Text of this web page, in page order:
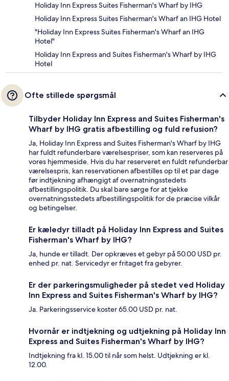
Holiday Inn Express Suites Fisherman's Wharf by IHG
Holiday Inn Express Suites Fisherman's Wharf an IHG Hotel
"Holiday Inn Express Suites Fisherman's Wharf an IHG
Hotel"
Holiday Inn Express and Suites Fisherman's Wharf by IHG
Hotel
Ofte stillede spørgsmål
Tilbyder Holiday Inn Express and Suites Fisherman's
Wharf by IHG gratis afbestilling og fuld refusion?
Ja, Holiday Inn Express and Suites Fisherman's Wharf by IHG
har fuldt refunderbare værelsespriser, som kan reserveres på
vores hjemmeside. Hvis du har reserveret en fuldt refunderbar
værelsespris, kan reservationen afbestilles op til et par dage
før indtjekning afhængigt af overnatningsstedets
afbestillingspolitik. Du skal bare sørge for at tjekke
overnatningsstedets afbestillingspolitik for de præcise vilkår
og betingelser.
Er kæledyr tilladt på Holiday Inn Express and Suites
Fisherman's Wharf by IHG?
Ja, hunde er tilladt. Der opkræves et gebyr på 50.00 USD pr.
enhed pr. nat. Servicedyr er fritaget fra gebyrer.
Er der parkeringsmuligheder på stedet ved Holiday
Inn Express and Suites Fisherman's Wharf by IHG?
Ja. Parkeringsservice koster 65.00 USD pr. nat.
Hvornår er indtjekning og udtjekning på Holiday Inn
Express and Suites Fisherman's Wharf by IHG?
Indtjekning fra kl. 15.00 til når som helst. Udtjekning er kl.
12.00.